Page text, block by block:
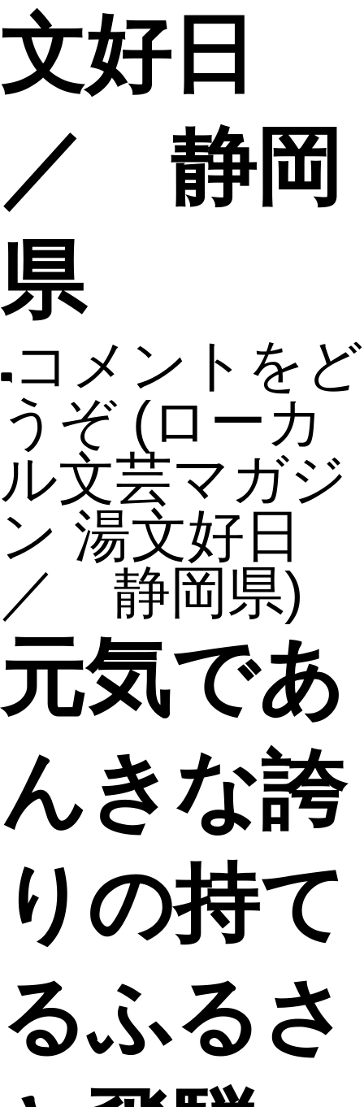
文好日
／ 静岡
県
コメントをど
うぞ (ローカ
ル文芸マガジ
ン 湯文好日
／ 静岡県)
元気であ
んきな誇
りの持て
るふるさ